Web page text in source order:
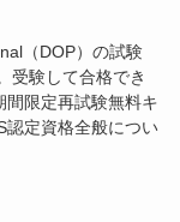
（DOP）の試験
受験して合格でき
間限定再試験無料キ
認定資格全般につい